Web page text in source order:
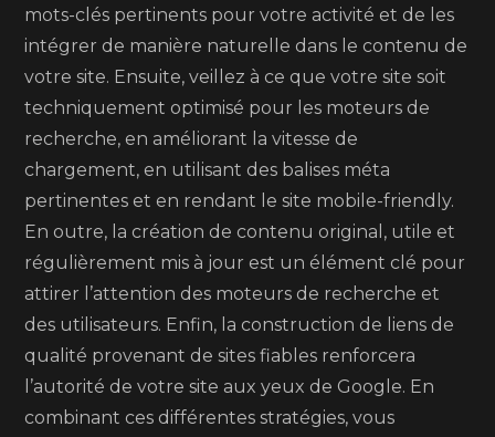
mots-clés pertinents pour votre activité et de les
intégrer de manière naturelle dans le contenu de
votre site. Ensuite, veillez à ce que votre site soit
techniquement optimisé pour les moteurs de
recherche, en améliorant la vitesse de
chargement, en utilisant des balises méta
pertinentes et en rendant le site mobile-friendly.
En outre, la création de contenu original, utile et
régulièrement mis à jour est un élément clé pour
attirer l’attention des moteurs de recherche et
des utilisateurs. Enfin, la construction de liens de
qualité provenant de sites fiables renforcera
l’autorité de votre site aux yeux de Google. En
combinant ces différentes stratégies, vous